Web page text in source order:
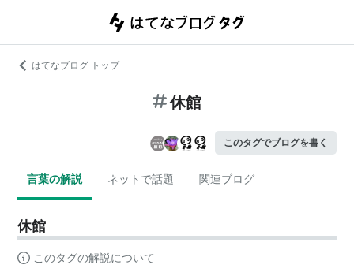
はてなブログ トップ
休館
このタグでブログを書く
言葉の解説 ネットで話題 関連ブログ
休館
このタグの解説について